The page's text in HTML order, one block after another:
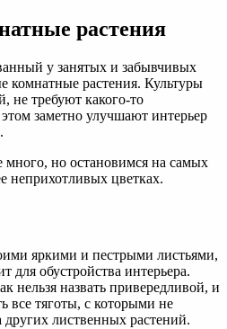
растения
у занятых и забывчивых
комнатные растения. Культуры
не требуют какого-то
заметно улучшают интерьер
много, но остановимся на самых
неприхотливых цветках.
яркими и пестрыми листьями,
для обустройства интерьера.
нельзя назвать привередливой, и
все тяготы, с которыми не
других лиственных растений.